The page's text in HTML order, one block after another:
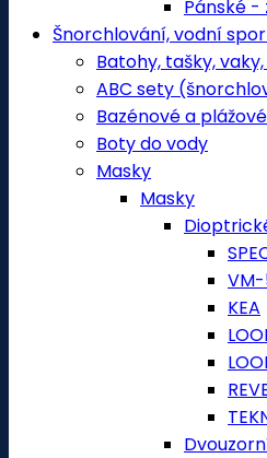
Pánské -
Šnorchlování, vodní
Batohy, tašky,
ABC sety
Bazénové a
Boty do vody
Masky
Masky
KEA